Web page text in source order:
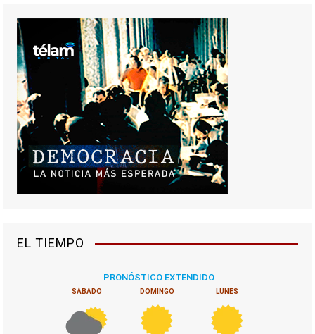
EL TIEMPO